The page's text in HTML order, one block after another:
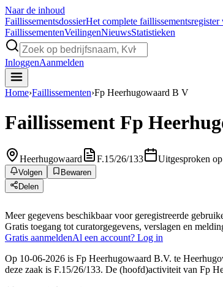
Naar de inhoud
FaillissementsdossierHet complete faillissementsregister
FaillissementenVeilingenNieuwsStatistieken
InloggenAanmelden
Home›Faillissementen›Fp Heerhugowaard B V
Faillissement Fp
Heerhugowaard F.15/26/133 Uitgesproken
Volgen
Bewaren
Delen
Meer gegevens beschikbaar voor geregistreerde
Gratis toegang tot curatorgegevens, verslagen en
Gratis aanmeldenAl een account? Log in
Op 10-06-2026 is Fp Heerhugowaard B.V. te
deze zaak is F.15/26/133. De (hoofd)activiteit van Fp